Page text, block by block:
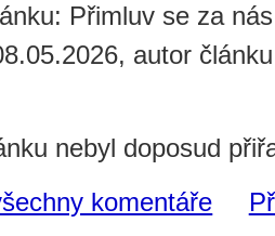
Přimluv se za
autor
nebyl doposud
komentáře